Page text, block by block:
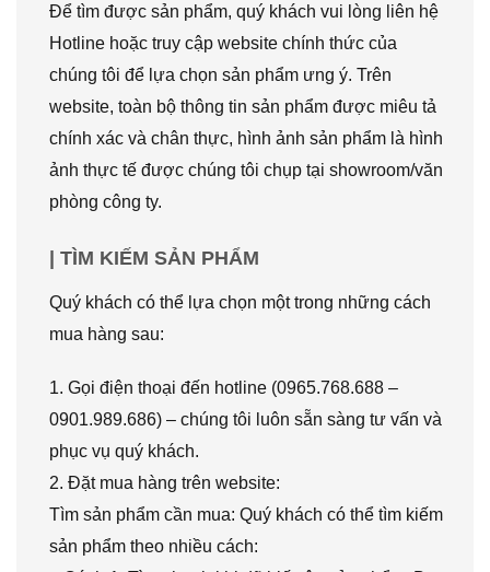
Để tìm được sản phẩm, quý khách vui lòng liên hệ
Hotline hoặc truy cập website chính thức của
chúng tôi để lựa chọn sản phẩm ưng ý. Trên
website, toàn bộ thông tin sản phẩm được miêu tả
chính xác và chân thực, hình ảnh sản phẩm là hình
ảnh thực tế được chúng tôi chụp tại showroom/văn
phòng công ty.
| TÌM KIẾM SẢN PHẨM
Quý khách có thể lựa chọn một trong những cách
mua hàng sau:
1. Gọi điện thoại đến hotline (0965.768.688 –
0901.989.686) – chúng tôi luôn sẵn sàng tư vấn và
phục vụ quý khách.
2. Đặt mua hàng trên website:
Tìm sản phẩm cần mua: Quý khách có thể tìm kiếm
sản phẩm theo nhiều cách: